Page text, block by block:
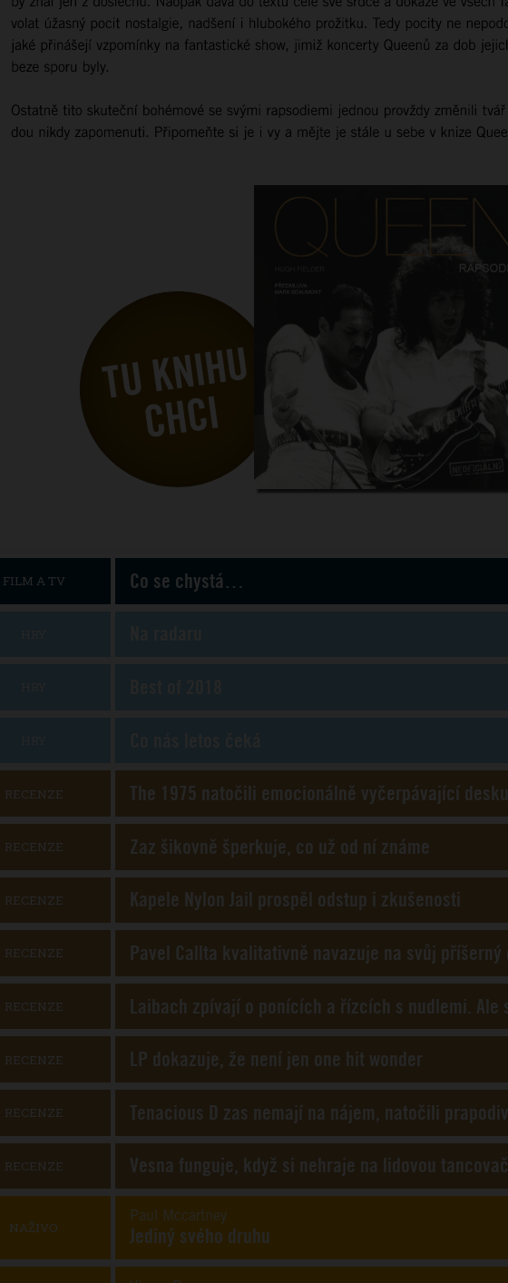
FILM A TV Co se chystá…
RECENZE The 1975 natočili emocionálně vyčerpávající desku
RECENZE Zaz šikovně šperkuje, co už od ní známe
RECENZE Kapele Nylon Jail prospěl odstup i zkušenosti
RECENZE Pavel Callta kvalitativně navazuje na svůj příšerný
RECENZE Laibach zpívají o ponících a řízcích s nudlemi. Ale
RECENZE LP dokazuje, že není jen one hit wonder
RECENZE Tenacious D zas nemají na nájem, natočili
RECENZE Vesna funguje, když si nehraje na lidovou
NAŽIVO
Paul Mccartney
Jediný svého druhu